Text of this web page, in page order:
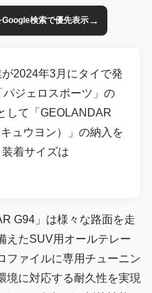
検索で優先表示→
2024年3月にタイで発
ジェロスポーツ」の
して「GEOLANDAR
ュウヨン）」の納入を
着サイズは
G94」は様々な路面を走
えたSUV用オールテレー
ファイルに専用チューニン
境に対応する耐久性を実現